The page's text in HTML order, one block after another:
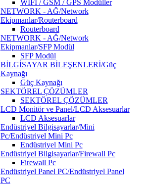
WIFI / GSM / GPS Modüller
NETWORK - AĞ/Network
Ekipmanlar/Routerboard
Routerboard
NETWORK - AĞ/Network
Ekipmanlar/SFP Modül
SFP Modül
BİLGİSAYAR BİLEŞENLERİ/Güç
Kaynağı
Güç Kaynağı
SEKTÖREL ÇÖZÜMLER
SEKTÖREL ÇÖZÜMLER
LCD Monitör ve Panel/LCD Aksesuarlar
LCD Aksesuarlar
Endüstriyel Bilgisayarlar/Mini
Pc/Endüstriyel Mini Pc
Endüstriyel Mini Pc
Endüstriyel Bilgisayarlar/Firewall Pc
Firewall Pc
Endüstriyel Panel PC/Endüstriyel Panel
PC